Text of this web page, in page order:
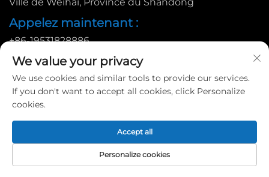
Appelez maintenant :
+86-19531828886
E-mail :
[email protected]
Copyright © 2025 par Huadu Pallet Manufacturing Co., Ltd. |
Politique de confidentialité
We value your privacy
We use cookies and similar tools to provide our services.
If you don't want to accept all cookies, click Personalize
cookies.
Personalize cookies
Accept all